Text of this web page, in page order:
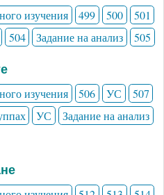
изучения 499 500
501
504 Задание на анализ 505
изучения 506 УС
507
УС
Задание на анализ